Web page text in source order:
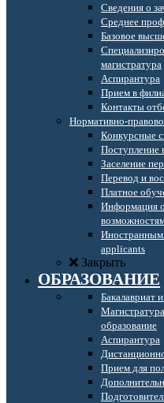
Сведения о
Среднее
Базовое
магистратура
Аспирантура
Прием в
Контакты
Нормативно-
Конкурсные
Поступление
Заселение
Перевод и
Платное
Информация
applicants
Закрыть
ОБРАЗОВАНИЕ
Бакалавриат
образование
Аспирантура
Прием для